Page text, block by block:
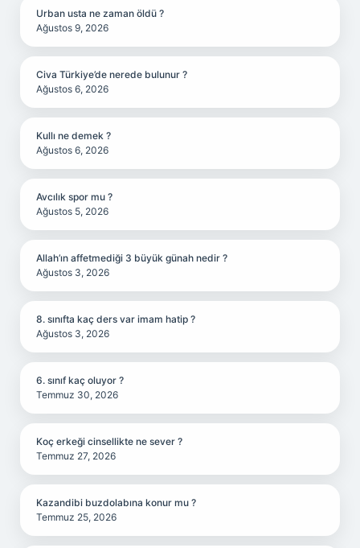
Urban usta ne zaman öldü ?
Ağustos 9, 2026
Civa Türkiye’de nerede bulunur ?
Ağustos 6, 2026
Kullı ne demek ?
Ağustos 6, 2026
Avcılık spor mu ?
Ağustos 5, 2026
Allah’ın affetmediği 3 büyük günah nedir ?
Ağustos 3, 2026
8. sınıfta kaç ders var imam hatip ?
Ağustos 3, 2026
6. sınıf kaç oluyor ?
Temmuz 30, 2026
Koç erkeği cinsellikte ne sever ?
Temmuz 27, 2026
Kazandibi buzdolabına konur mu ?
Temmuz 25, 2026